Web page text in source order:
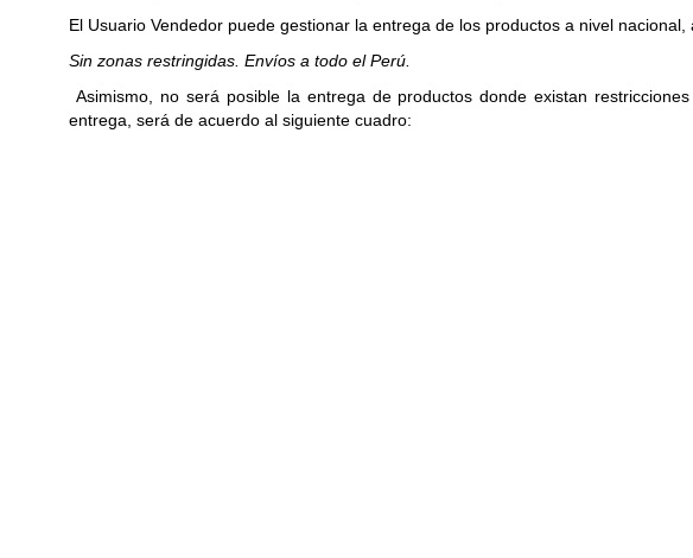
El Usuario Vendedor puede gestionar la entrega de los productos a nivel
Sin zonas restringidas. Envíos a todo el Perú.
Asimismo, no será posible la entrega de productos donde existan
entrega, será de acuerdo al siguiente cuadro: